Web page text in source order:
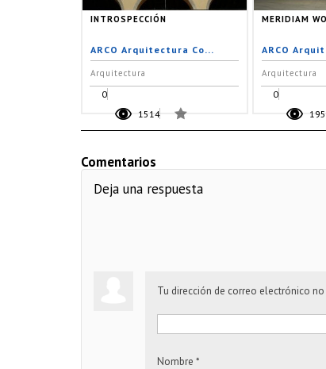
INTROSPECCIÓN
ARCO Arquitectura Co...
Arquitectura
0
1514
MERIDIAM
ARCO
Arquitectura
0
Comentarios
Deja una respuesta
Tu dirección de correo electrónico
Nombre *